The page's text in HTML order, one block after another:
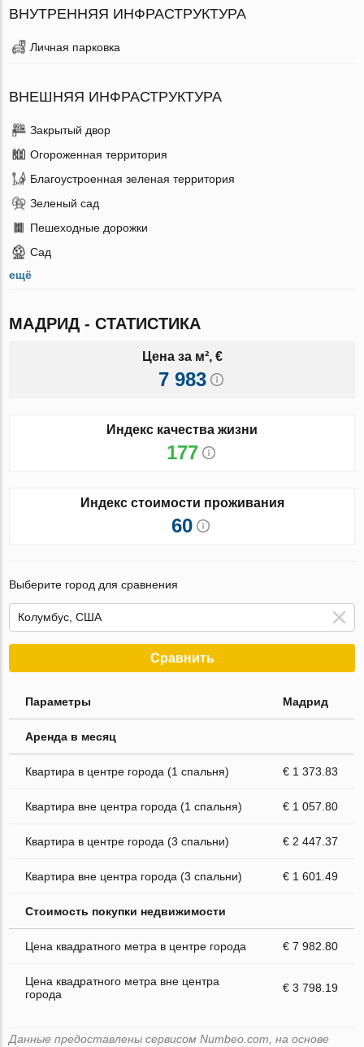
ВНУТРЕННЯЯ ИНФРАСТРУКТУРА
Личная парковка
ВНЕШНЯЯ ИНФРАСТРУКТУРА
Закрытый двор
Огороженная территория
Благоустроенная зеленая территория
Зеленый сад
Пешеходные дорожки
Сад
ещё
МАДРИД - СТАТИСТИКА
Цена за м², €
7 983
Индекс качества жизни
177
Индекс стоимости проживания
60
Выберите город для сравнения
Сравнить
Параметры Мадрид
Аренда в месяц
Квартира в центре города (1 спальня) € 1 373.83
Квартира вне центра города (1 спальня) € 1 057.80
Квартира в центре города (3 спальни) € 2 447.37
Квартира вне центра города (3 спальни) € 1 601.49
Стоимость покупки недвижимости
Цена квадратного метра в центре города € 7 982.80
Цена квадратного метра вне центра
города
€ 3 798.19
Данные предоставлены сервисом Numbeo.com, на основе